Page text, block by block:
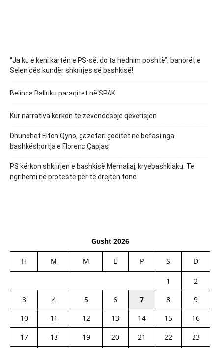
“Ja ku e keni kartën e PS-së, do ta hedhim poshtë”, banorët e
Selenicës kundër shkrirjes së bashkisë!
Belinda Balluku paraqitet në SPAK
Kur narrativa kërkon të zëvendësojë qeverisjen
Dhunohet Elton Qyno, gazetari goditet në befasi nga
bashkëshortja e Florenc Çapjas
PS kërkon shkrirjen e bashkisë Memaliaj, kryebashkiaku: Të
ngrihemi në protestë për të drejtën tonë
Gusht 2026
H M M E P S D
1
2
3
4 5 6 7 8
9
10
11 12 13 14 15
16
17
18 19 20 21 22
23